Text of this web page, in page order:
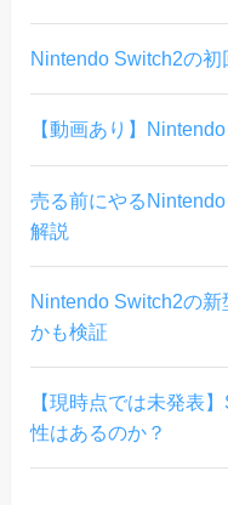
Nintendo Switch2の
【動画あり】
売る前にやる
解説
Nintendo Switch2の
かも検証
【現時点では未発表
性はあるのか？